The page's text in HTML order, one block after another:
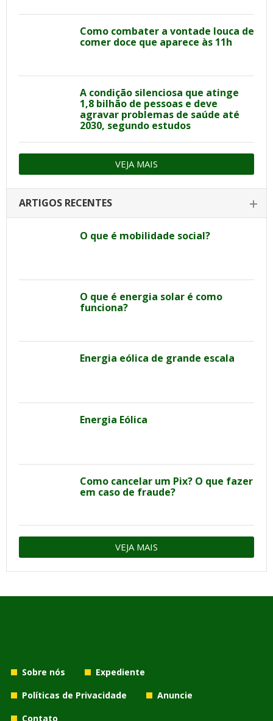
Como combater a vontade louca de
comer doce que aparece às 11h
A condição silenciosa que atinge
1,8 bilhão de pessoas e deve
agravar problemas de saúde até
2030, segundo estudos
VEJA MAIS
ARTIGOS RECENTES
O que é mobilidade social?
O que é energia solar é como
funciona?
Energia eólica de grande escala
Energia Eólica
Como cancelar um Pix? O que fazer
em caso de fraude?
VEJA MAIS
Sobre nós
Expediente
Políticas de Privacidade
Anuncie
Contato